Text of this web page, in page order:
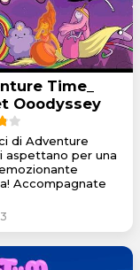
Time_
Ooodyssey
di Adventure
aspettano per una
Accompagnate